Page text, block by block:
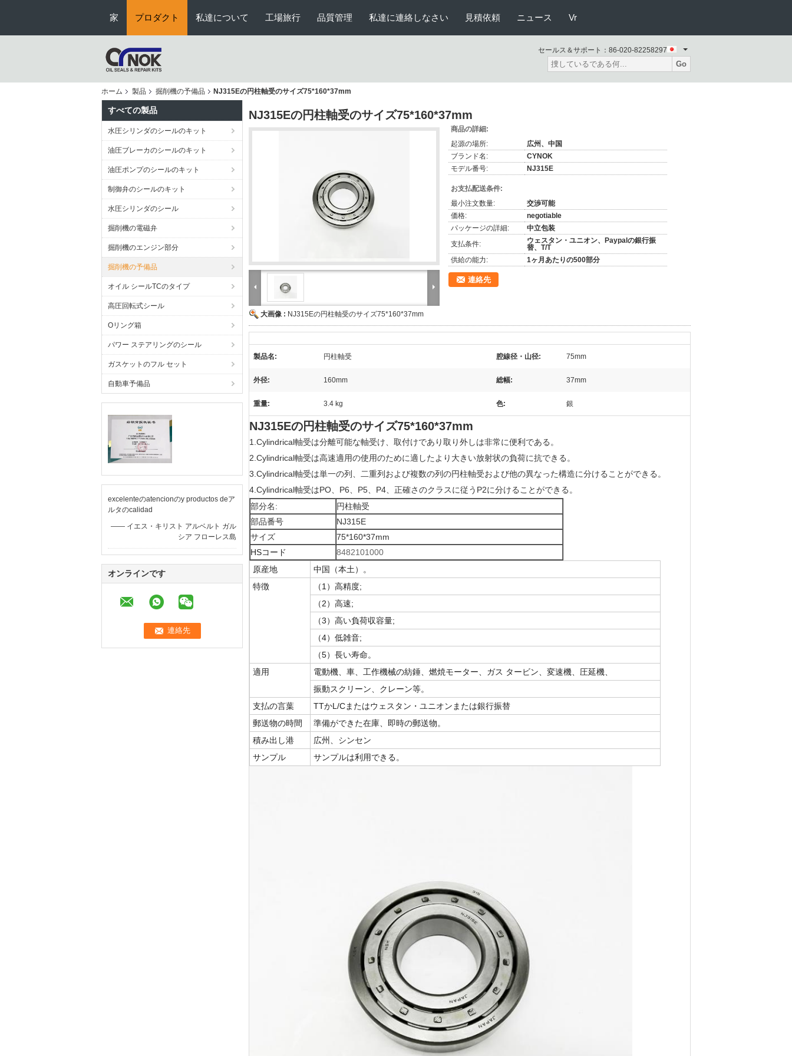
家 プロダクト 私達について 工場旅行 品質管理 私達に連絡しなさい 見積依頼 ニュース Vr
セールス＆サポート： 86-020-82258297
Go
ホーム 製品 掘削機の予備品 NJ315Eの円柱軸受のサイズ75*160*37mm
すべての製品
水圧シリンダのシールのキット
油圧ブレーカのシールのキット
油圧ポンプのシールのキット
制御弁のシールのキット
水圧シリンダのシール
掘削機の電磁弁
掘削機のエンジン部分
掘削機の予備品
オイル シールTCのタイプ
高圧回転式シール
Oリング箱
パワー ステアリングのシール
ガスケットのフル セット
自動車予備品
excelenteのatencionのy productos deア
ルタのcalidad
—— イエス・キリスト アルベルト ガル
シア フローレス島
オンラインです
NJ315Eの円柱軸受のサイズ75*160*37mm
大画像 : NJ315Eの円柱軸受のサイズ75*160*37mm
商品の詳細:
起源の場所:
広州、中国
ブランド名:
CYNOK
モデル番号:
NJ315E
お支払配送条件:
最小注文数量:
交渉可能
価格:
negotiable
パッケージの詳細:
中立包装
支払条件:
ウェスタン・ユニオン、Paypalの銀行振
替、T/T
供給の能力:
1ヶ月あたりの500部分
連絡先
製品名: 円柱軸受 腔線径・山径: 75mm
外径: 160mm 総幅: 37mm
重量: 3.4 kg 色: 銀
NJ315Eの円柱軸受のサイズ75*160*37mm
1.Cylindrical軸受は分離可能な軸受け、取付けであり取り外しは非常に便利である。
2.Cylindrical軸受は高速適用の使用のために適したより大きい放射状の負荷に抗できる。
3.Cylindrical軸受は単一の列、二重列および複数の列の円柱軸受および他の異なった構造に分けることができる。
4.Cylindrical軸受はPO、P6、P5、P4、正確さのクラスに従うP2に分けることができる。
部分名:
円柱軸受
部品番号
NJ315E
サイズ
75*160*37mm
HSコード
8482101000
原産地
中国（本土）。
特徴
（1）高精度;
（2）高速;
（3）高い負荷収容量;
（4）低雑音;
（5）長い寿命。
適用
電動機、車、工作機械の紡錘、燃焼モーター、ガス タービン、変速機、圧延機、
振動スクリーン、クレーン等。
支払の言葉
TTかL/Cまたはウェスタン・ユニオンまたは銀行振替
郵送物の時間
準備ができた在庫、即時の郵送物。
積み出し港
広州、シンセン
サンプル
サンプルは利用できる。